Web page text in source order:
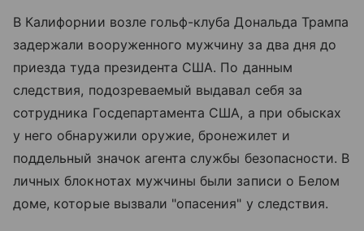
В Калифорнии возле гольф-клуба Дональда Трампа
задержали вооруженного мужчину за два дня до
приезда туда президента США. По данным
следствия, подозреваемый выдавал себя за
сотрудника Госдепартамента США, а при обысках
у него обнаружили оружие, бронежилет и
поддельный значок агента службы безопасности. В
личных блокнотах мужчины были записи о Белом
доме, которые вызвали "опасения" у следствия.